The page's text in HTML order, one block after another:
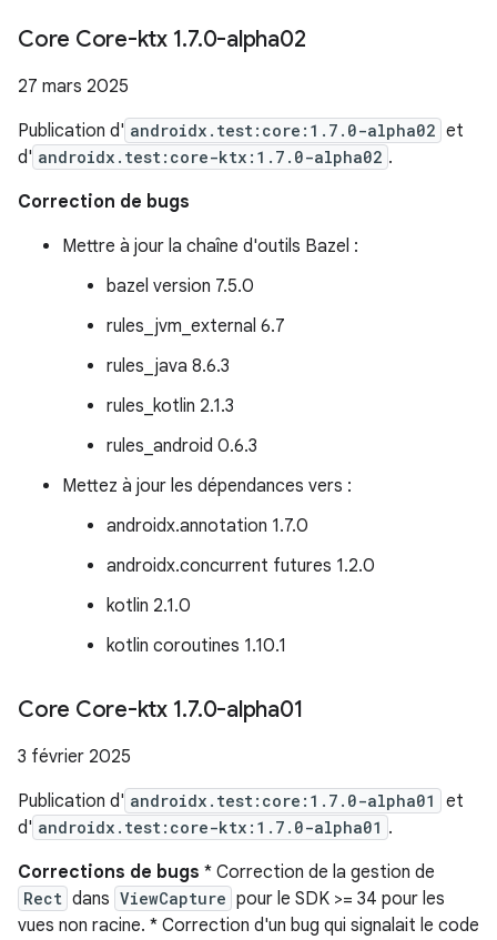
Core Core-ktx 1.7.0-alpha02
27 mars 2025
Publication d' androidx.test:core:1.7.0-alpha02 et
d' androidx.test:core-ktx:1.7.0-alpha02 .
Correction de bugs
Mettre à jour la chaîne d'outils Bazel :
bazel version 7.5.0
rules_jvm_external 6.7
rules_java 8.6.3
rules_kotlin 2.1.3
rules_android 0.6.3
Mettez à jour les dépendances vers :
androidx.annotation 1.7.0
androidx.concurrent futures 1.2.0
kotlin 2.1.0
kotlin coroutines 1.10.1
Core Core-ktx 1.7.0-alpha01
3 février 2025
Publication d' androidx.test:core:1.7.0-alpha01
et
d' androidx.test:core-ktx:1.7.0-alpha01 .
Corrections de bugs * Correction de la gestion de
Rect dans ViewCapture pour le SDK >= 34 pour les
vues non racine. * Correction d'un bug qui signalait le code